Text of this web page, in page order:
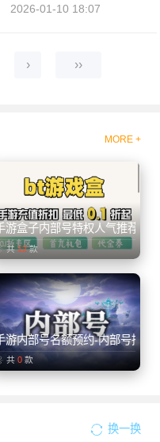
2026-01-10 18:07
› ››
MORE +
买断游戏
游盒子内部号特权人气推荐
共12款
游内部号名额预约-内部号招托
共0 款
换一换